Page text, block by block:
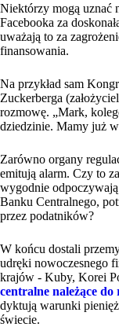
Niektórzy mogą uznać
Facebooka za
uważają to za
finansowania.
Na przykład sam
Zuckerberga
rozmowę. „Mark,
dziedzinie. Mamy już
Zarówno organy
emitują alarm. Czy to
wygodnie
Banku Centralnego,
przez podatników?
W końcu dostali
udręki nowoczesnego
krajów - Kuby, Korei
centralne należące
dyktują warunki
świecie.